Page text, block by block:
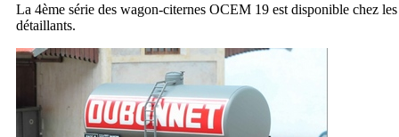
La 4ème série des wagon-citernes OCEM 19 est disponible chez les
détaillants.